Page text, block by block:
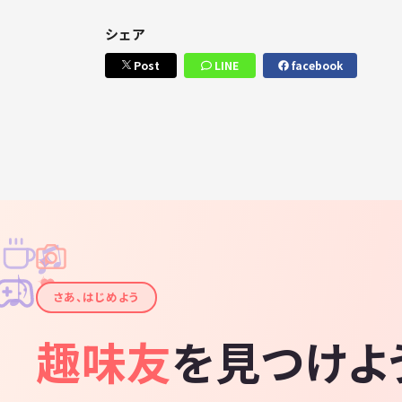
シェア
Post LINE facebook
✦
✦
✧
✧
♪
♫
さあ、はじめよう
趣味友を見つけよ